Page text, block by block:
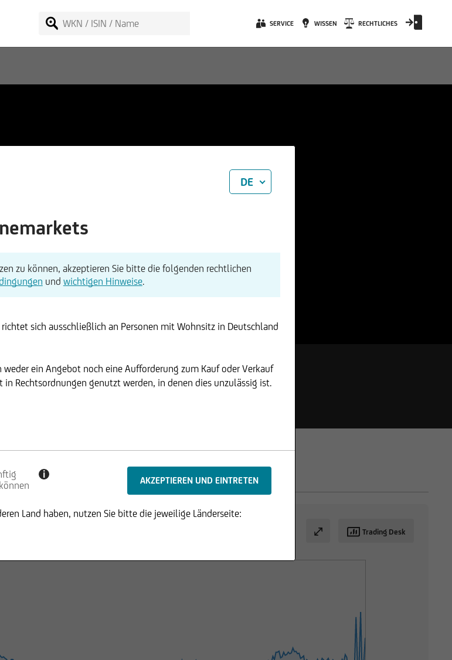
SERVICE WISSEN RECHTLICHES
Trading Desk
DE
zu können, akzeptieren Sie bitte die folgenden rechtlichen
und wichtigen Hinweise.
sich ausschließlich an Personen mit Wohnsitz in Deutschland
ein Angebot noch eine Aufforderung zum Kauf oder Verkauf
Rechtsordnungen genutzt werden, in denen dies unzulässig ist.
i
Land haben, nutzen Sie bitte die jeweilige Länderseite: